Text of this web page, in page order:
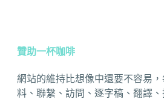
贊助一杯咖啡
網站的維持比想像中還要不容易
料、聯繫、訪問、逐字稿、翻譯